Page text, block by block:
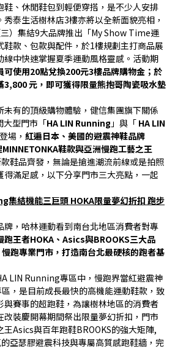
鞋、休閒鞋包到輕便穿搭，是不少人安排
泰生活樹林店3樓亦將以全新面貌亮相，
）集結9大品牌推出「My Show Time運
鞋款、包款與配件，於1樓規劃主打商品展
線中快速掌握夏季運動風格靈感。活動期
可使用20點兌換200元3樓品牌購物金；於
3,800 元，即可獲得限量熊抱哥陶瓷吸水墊
有的頂級購物體驗，健信集團旗下關係
型門市「HA LIN Running 」與「 HA LIN
場， 紅遍日本、美國的避震神鞋品牌
鞋款與亞洲慢跑工藝之王
鞋品齊發，無論是搶進潮流前線或是拍照
滿足感，以下分享門市三大亮點，一起
集結機能三巨頭 HOKA限量夢幻折扣 跑步
牌，哈林運動看到南台北地區消費者對專
跑王者HOKA、Asics與BROOKS三大品
跑專業門市，打造南台北最硬核的跑者基
LIN Running專區中，慢跑界當紅避震神
，是目前成長最快的高機能運動鞋款，致
與賽事的超跑鞋，為讓樹林地區的消費者
裝慶開幕期間祭出限量夢幻折扣，門市
Asics與百年跑鞋BROOKS的強大矩陣,
亞瑟膠避震科技與專屬高質感跑鞋牆，完